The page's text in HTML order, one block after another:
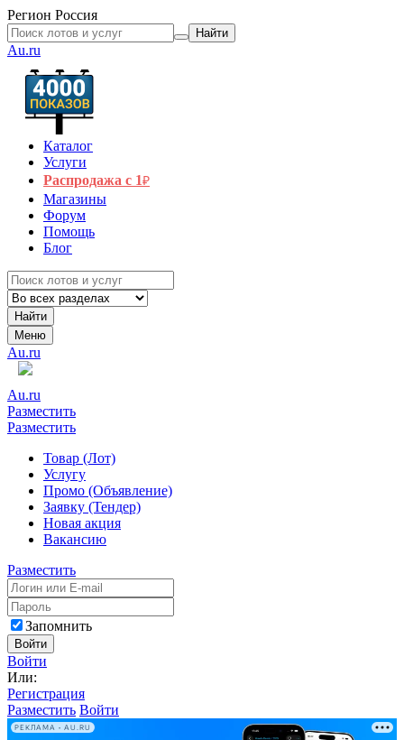
Регион Россия
Найти
Au.ru
Каталог
Услуги
Распродажа с 1₽
Магазины
Форум
Помощь
Блог
Найти
Меню
Au.ru
Au.ru
Разместить
Разместить
Товар (Лот)
Услугу
Промо (Объявление)
Заявку (Тендер)
Новая акция
Вакансию
Разместить
Запомнить
Войти
Войти
Или:
Регистрация
Разместить Войти
РЕКЛАМА • AU.RU